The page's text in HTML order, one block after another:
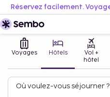
Voyages Hôtels
Vol +
hôtel
Où voulez-vous séjourner ?